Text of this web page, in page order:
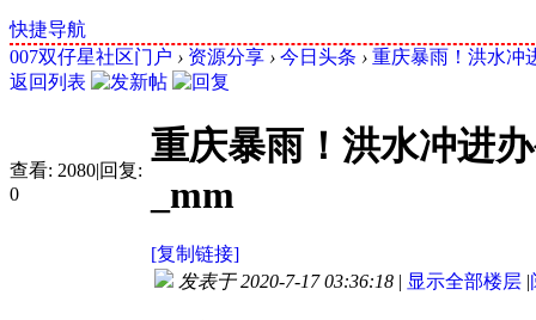
快捷导航
007双仔星社区门户 › 资源分享 › 今日头条 › 重庆暴雨！洪水冲
返回列表
查看: 2080|回复:
0
重庆暴雨！洪水冲进
_mm
[复制链接]
发表于 2020-7-17 03:36:18 | 显示全部楼层 |